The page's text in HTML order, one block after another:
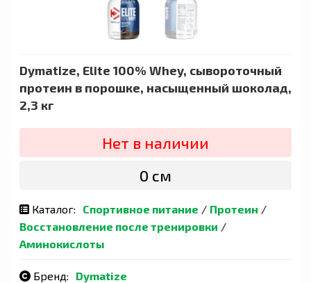
Dymatize, Elite 100% Whey, сывороточный
протеин в порошке, насыщенный шоколад,
2,3 кг
Нет в наличии
0 сӯм
Каталог: Спортивное питание / Протеин /
Восстановление после тренировки /
Аминокислоты
Бренд: Dymatize